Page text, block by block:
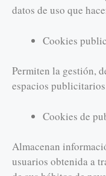
datos de uso que
Cookies
Permiten la gestión,
espacios
Cookies de
Almacenan
usuarios obtenida a